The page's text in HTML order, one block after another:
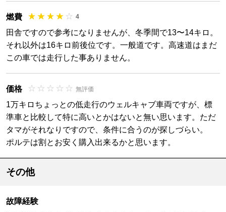
燃費 4
田舎ですので参考になりませんが、冬季間で13〜14キロ。
それ以外は16キロ前後位です。一般道です。高速道はまだ
この車では走行した事ありません。
価格 無評価
1万キロちょっとの低走行のウェルキャブ車両ですが、標
準車と比較して特に高いとかはないと無い思います。ただ
タマがそれなりですので、条件に合うのが探しづらい。
ポルテは割とお安く購入出来るかと思います。
その他
故障経験